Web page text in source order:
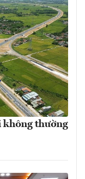
không thường